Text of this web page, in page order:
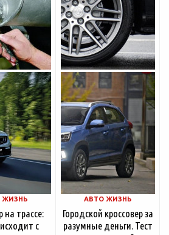
ЖИЗНЬ
на трассе:
с
АВТО ЖИЗНЬ
Городской кроссовер за
разумные деньги. Тест